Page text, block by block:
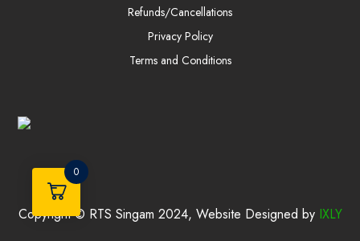
Refunds/Cancellations
Privacy Policy
Terms and Conditions
Copyright © RTS Singam 2024, Website Designed by IXLY
0